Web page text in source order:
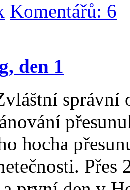
Komentářů: 6
den 1
správní
hocha
Přes